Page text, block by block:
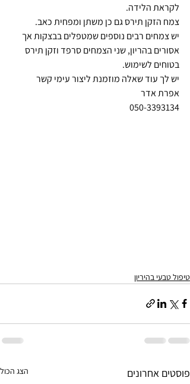
לקראת הלידה.
צמח הזקן תירס גם כן משתן ומפחית כאב.
יש צמחים רבים נוספים שמטפלים בבצקות אך
אסורים בהריון, שני הצמחים סרפד וזקן תירס
בטוחים לשימוש.
יש לך עוד שאלה מוזמנת ליצור עימי קשר
אפרת אדר
050-3393134
טיפול טבעי בהיריון
פוסטים אחרונים הצג הכול